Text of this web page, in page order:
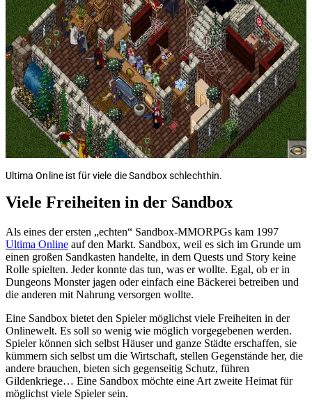
Ultima Online ist für viele die Sandbox schlechthin.
Viele Freiheiten in der Sandbox
Als eines der ersten „echten“ Sandbox-MMORPGs kam 1997
Ultima Online auf den Markt. Sandbox, weil es sich im Grunde um
einen großen Sandkasten handelte, in dem Quests und Story keine
Rolle spielten. Jeder konnte das tun, was er wollte. Egal, ob er in
Dungeons Monster jagen oder einfach eine Bäckerei betreiben und
die anderen mit Nahrung versorgen wollte.
Eine Sandbox bietet den Spieler möglichst viele Freiheiten in der
Onlinewelt. Es soll so wenig wie möglich vorgegebenen werden.
Spieler können sich selbst Häuser und ganze Städte erschaffen, sie
kümmern sich selbst um die Wirtschaft, stellen Gegenstände her, die
andere brauchen, bieten sich gegenseitig Schutz, führen
Gildenkriege… Eine Sandbox möchte eine Art zweite Heimat für
möglichst viele Spieler sein.